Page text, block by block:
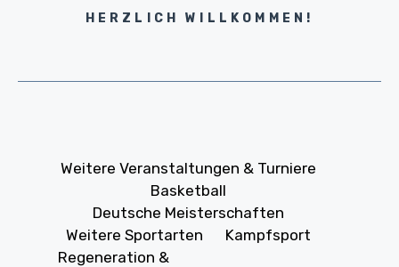
HERZLICH WILLKOMMEN!
Weitere Veranstaltungen & Turniere
Basketball
Deutsche Meisterschaften
Weitere Sportarten
Kampfsport
Regeneration &